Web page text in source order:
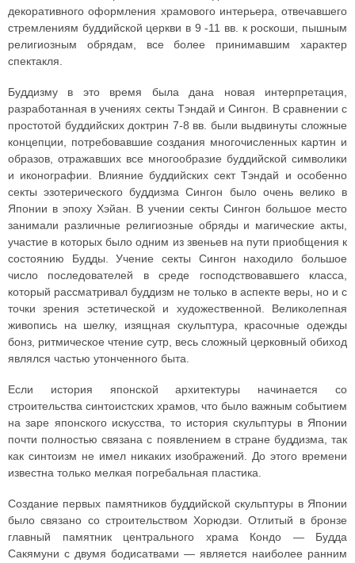
декоративного оформления храмового интерьера, отвечавшего
стремлениям буддийской церкви в 9 -11 вв. к роскоши, пышным
религиозным обрядам, все более принимавшим характер
спектакля.
Буддизму в это время была дана новая интерпретация,
разработанная в учениях секты Тэндай и Сингон. В сравнении с
простотой буддийских доктрин 7-8 вв. были выдвинуты сложные
концепции, потребовавшие создания многочисленных картин и
образов, отражавших все многообразие буддийской символики
и иконографии. Влияние буддийских сект Тэндай и особенно
секты эзотерического буддизма Сингон было очень велико в
Японии в эпоху Хэйан. В учении секты Сингон большое место
занимали различные религиозные обряды и магические акты,
участие в которых было одним из звеньев на пути приобщения к
состоянию Будды. Учение секты Сингон находило большое
число последователей в среде господствовавшего класса,
который рассматривал буддизм не только в аспекте веры, но и с
точки зрения эстетической и художественной. Великолепная
живопись на шелку, изящная скульптура, красочные одежды
бонз, ритмическое чтение сутр, весь сложный церковный обиход
являлся частью утонченного быта.
Если история японской архитектуры начинается со
строительства синтоистских храмов, что было важным событием
на заре японского искусства, то история скульптуры в Японии
почти полностью связана с появлением в стране буддизма, так
как синтоизм не имел никаких изображений. До этого времени
известна только мелкая погребальная пластика.
Создание первых памятников буддийской скульптуры в Японии
было связано со строительством Хорюдзи. Отлитый в бронзе
главный памятник центрального храма Кондо — Будда
Сакямуни с двумя бодисатвами — является наиболее ранним